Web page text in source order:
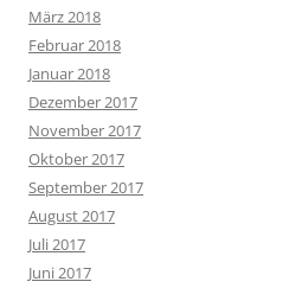
März 2018
Februar 2018
Januar 2018
Dezember 2017
November 2017
Oktober 2017
September 2017
August 2017
Juli 2017
Juni 2017